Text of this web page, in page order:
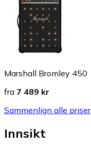
Marshall Bromley 450
fra 7 489 kr
Sammenlign alle priser
Innsikt